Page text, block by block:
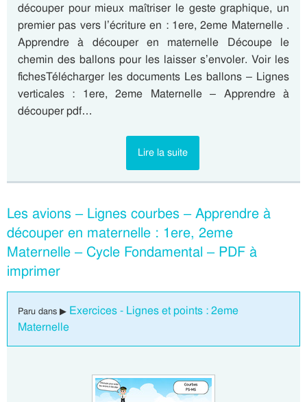
découper pour mieux maîtriser le geste graphique, un
premier pas vers l’écriture en : 1ere, 2eme Maternelle .
Apprendre à découper en maternelle Découpe le
chemin des ballons pour les laisser s’envoler. Voir les
fichesTélécharger les documents Les ballons – Lignes
verticales : 1ere, 2eme Maternelle – Apprendre à
découper pdf…
Lire la suite
Les avions – Lignes courbes – Apprendre à
découper en maternelle : 1ere, 2eme
Maternelle – Cycle Fondamental – PDF à
imprimer
Paru dans ▶ Exercices - Lignes et points : 2eme
Maternelle